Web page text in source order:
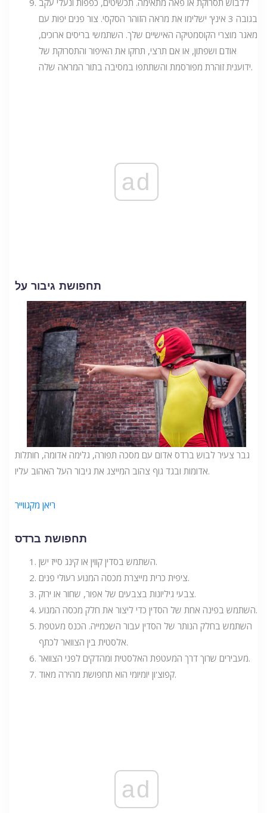
ללבוש תסרוקת או פאה מתאימה. תכשיטים, כפפות ונעלי עקב
בגובה 3 אינץ' ישלימו את מראה הזוהר הסקסי. צור פנים יפות עם
מאגר מוצרי הקוסמטיקה האישיים שלך. השתמשי בריסים ארוכים,
אודם ושפתון, או אם תרצי, תחקו את האיפור והתסרוקת של
ידוענית זוהרת מפורסמת והשתתפו במסיבה בתור המראה שלה.
ad
תחפושת גיבור על
גבר צעיר לבוש ברדס אדום עם מסכה תפורה, גלימה אדומה, חותלות
אדומות ובגד גוף צהוב המייצג את גיבור העל האהוב עליו.
ריאן מקגווייר
תחפושת ברדס
השתמש בסדין קווין או קינג סייז ישן.
ציפית כרית מייצרת מכסה המנוע רעולי פנים.
צבעי גיליונות בצבעים של אפור, שחור או ירוק.
השתמש בפינה אחת של הסדין כדי ליצור את חלק מכסה המנוע.
השתמש בחלק הנותר של הסדין עבור השכמייה. הכנס מעטפת
אלסטית בין הצוואר לכתף.
מעבירים שרוך דרך המעטפת האלסטית ומהדקים לפני הצוואר.
קפוצ'ון יומיומי הוא תחפושת מהירה מאוד.
ad